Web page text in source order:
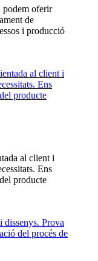
podem oferir
de
i producció
al client i
Ens
producte